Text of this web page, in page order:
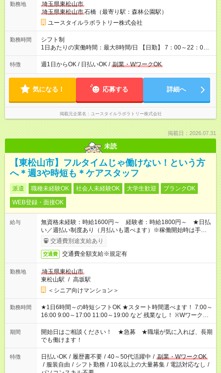
1,600円 【試用期間】試用期間あり 試用期間の長さ：2ヶ月
※ 雇用形態と給与に、本採用時と異なる部分があります。 雇用
形態：本採用時と同じです。 給与：時給 1,150円以上
勤務地
埼玉県東松山市
埼玉県東松山市石橋（最寄り駅：森林公園駅）
ユースタイルラボラトリー株式会社
勤務時間
シフト制
1日あたりの実働時間：最大8時間/日 【日勤】 7：00～22：00
の間で8時間勤務（休憩時間は法定通り） ※週1日～OK ／ 夜勤
なし ＊＊ 勤務時間例 ＊＊ ■8時から17時 ■9時から18時 ■10
定（毎週同じ曜日勤務）
特徴 週1日からOK / 日払いOK / 副業・WワークOK
気になる！ 応募する 詳細へ
掲載元企業名 ユースタイルラボラトリー株式会社
掲載日：2026.07.31
未読
【東松山市】フルタイムじゃ働けない！という方
へ＊週3や時短も＊ケアスタッフ
派遣 職種未経験OK 社会人未経験OK 大学生歓迎
ブランクOK
WEB登録・面接OK
給与
無資格未経験：時給1600円～ 経験者：時給1800円～ ★日払
い／週払い制度あり（月払いも選べます）※稼働開始時は手続き
完了次第のお支払いとなります。
交通費別途支給あり
交通費 交通費全額支給※規定有
勤務地
埼玉県東松山市
東松山駅 / 高坂駅
＜シニア向けマンション＞
勤務時間
★1日6時間～の時短シフトOK ★スタート時間選べます！ 7:00～
16:00 9:00～17:00 11:00～19:00 など 残業なし！ ※Wワークの
場合、他のお仕事と合わせ週40時間超の就業はご案内できませ
ん ※法令に基づき、週20時間以上勤務は社会保険への加入対象
となります ※労働者派遣法（日雇い派遣の原則禁止）により、
短時間・短期間の就業はご案内が難しい場合があります
期間
開始日はご相談ください！ ★急募 ★職場が気に入れば、長期
でも働けます！
特徴 日払いOK / 履歴書不要 / 40～50代活躍中 / 副業・WワークOK
/ 服装自由 / シフト勤務 / 10名以上の大量募集 / 電話対応なし /